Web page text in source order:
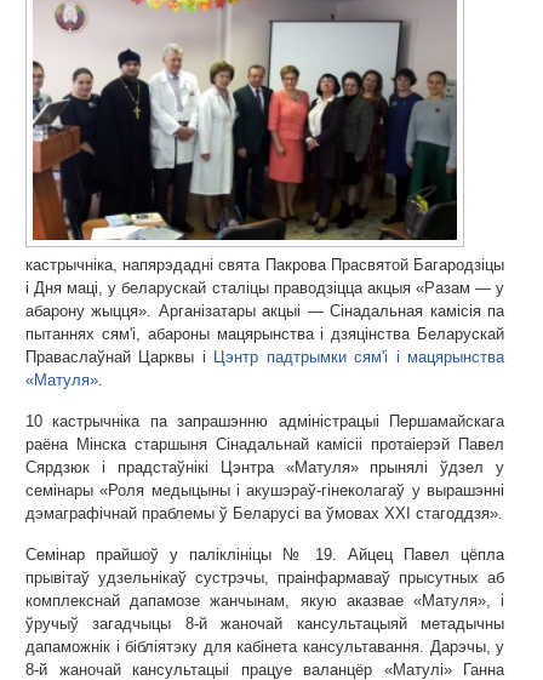
кастрычніка, напярэдадні свята Пакрова Прасвятой Багародзіцы
і Дня маці, у беларускай сталіцы праводзіцца акцыя «Разам — у
абарону жыцця». Арганізатары акцыі — Сінадальная камісія па
пытаннях сям'і, абароны мацярынства і дзяцінства Беларускай
Праваслаўнай Царквы і Цэнтр падтрымки сям'і і мацярынства
«Матуля».
10 кастрычніка па запрашэнню адміністрацыі Першамайскага
раёна Мінска старшыня Сінадальнай камісіі протаіерэй Павел
Сярдзюк і прадстаўнікі Цэнтра «Матуля» прынялі ўдзел у
семінары «Роля медыцыны і акушэраў-гінеколагаў у вырашэнні
дэмаграфічнай праблемы ў Беларусі ва ўмовах ХХІ стагоддзя».
Семінар прайшоў у паліклініцы № 19. Айцец Павел цёпла
прывітаў удзельнікаў сустрэчы, праінфармаваў прысутных аб
комплекснай дапамозе жанчынам, якую аказвае «Матуля», і
ўручыў загадчыцы 8-й жаночай кансультацыяй метадычны
дапаможнік і бібліятэку для кабінета кансультавання. Дарэчы, у
8-й жаночай кансультацыі працуе валанцёр «Матулі» Ганна